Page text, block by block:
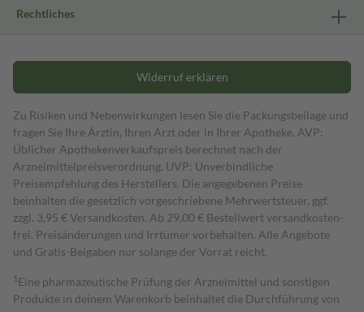
Rechtliches
Widerruf erklären
Zu Risiken und Nebenwirkungen lesen Sie die Packungsbeilage und
fragen Sie Ihre Ärztin, Ihren Arzt oder in Ihrer Apotheke. AVP:
Üblicher Apothekenverkaufspreis berechnet nach der
Arzneimittelpreisverordnung. UVP: Unverbindliche
Preisempfehlung des Herstellers. Die angegebenen Preise
beinhalten die gesetzlich vorgeschriebene Mehrwertsteuer, ggf.
zzgl. 3,95 € Versandkosten. Ab 29,00 € Bestell­wert versand­kosten­
frei. Preisänderungen und Irrtümer vorbehalten. Alle Angebote
und Gratis-Beigaben nur solange der Vorrat reicht.
1 Eine pharmazeutische Prüfung der Arzneimittel und sonstigen
Produkte in deinem Warenkorb beinhaltet die Durchführung von